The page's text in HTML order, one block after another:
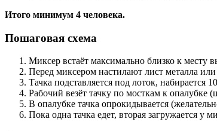
Итого минимум 4 человека.
Пошаговая схема
Миксер встаёт максимально близко к месту
Перед миксером настилают лист металла
Тачка подставляется под лоток, набирается
Рабочий везёт тачку по мосткам к
В опалубке тачка опрокидывается
Пока одна тачка едет, вторая загружается у